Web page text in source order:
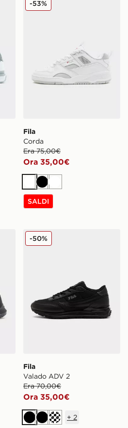
Fila
Corda
Era 75,00€
Ora 35,00€
-53%
Bianco
NeroBianco
SALDI
Fila Valado ADV 2
Fila
Valado ADV 2
Era 70,00€
Ora 35,00€
-50%
NeroNeroCrema
+ 2